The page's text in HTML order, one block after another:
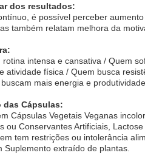
dos resultados:
é possível perceber
também relatam melhora da
rotina intensa e cansativa / Quem
atividade física / Quem busca
mais energia e
das Cápsulas:
Cápsulas Vegetais Veganas
ou Conservantes Artificiais, Lactose
tem restrições ou intolerância
Suplemento extraído de plantas.